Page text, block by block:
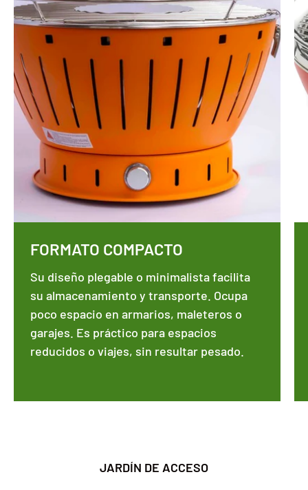
FORMATO COMPACTO
Su diseño plegable o minimalista facilita
su almacenamiento y transporte. Ocupa
poco espacio en armarios, maleteros o
garajes. Es práctico para espacios
reducidos o viajes, sin resultar pesado.
JARDÍN DE ACCESO